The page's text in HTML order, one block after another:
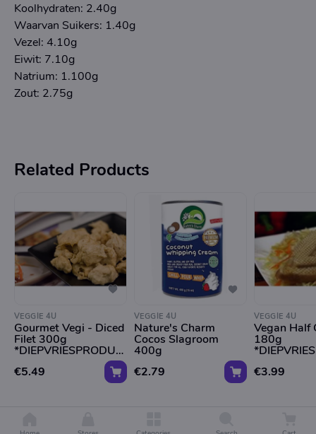
Koolhydraten: 2.40g
Waarvan Suikers: 1.40g
Vezel: 4.10g
Eiwit: 7.10g
Natrium: 1.100g
Zout: 2.75g
Related Products
VEGGIE 4U
Gourmet Vegi - Diced
Filet 300g
*DIEPVRIESPRODUC
€5.49
VEGGIE 4U
Nature's Charm
Cocos Slagroom
400g
€2.79
VEGGIE 4U
Vegan Half
180g
€3.99